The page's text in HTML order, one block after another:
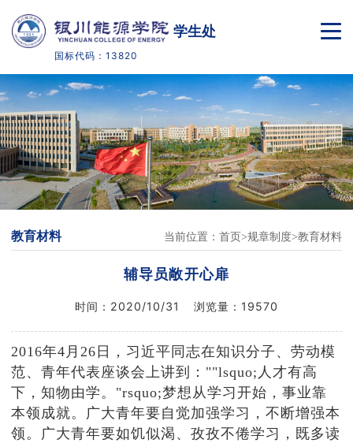
学生处
国标代码：13820
部门介绍
学籍管理
下载中心
学院官网
教育材料 当前位置： 首页 规章制度 教育材料
辅导员敞开心扉
时间： 2020/10/31 浏览量： 19570
2016年4月26日，习近平同志在知识分子、劳动模
范、青年代表座谈会上讲到：""lsquo;人才有高
下，知物由学。"rsquo;梦想从学习开始，事业靠
本领成就。广大青年要自觉加强学习，不断增强本
领。广大青年要如饥似渴、孜孜不倦学习，既多读